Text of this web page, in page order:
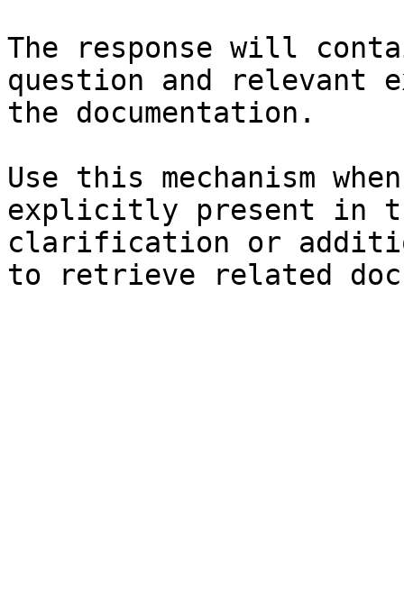
The response will
question and relevant
the documentation.
Use this mechanism
explicitly present in
clarification or